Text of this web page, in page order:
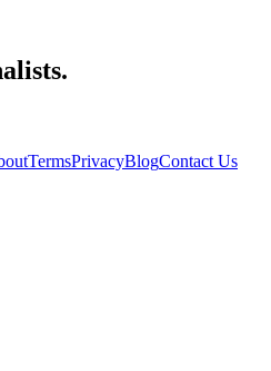
TermsPrivacyBlogContact Us